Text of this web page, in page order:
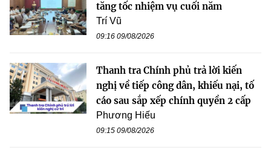
tăng tốc nhiệm vụ cuối năm
Trí Vũ
09:16 09/08/2026
Thanh tra Chính phủ trả lời kiến
nghị về tiếp công dân, khiếu nại, tố
cáo sau sắp xếp chính quyền 2 cấp
Phương Hiếu
09:15 09/08/2026